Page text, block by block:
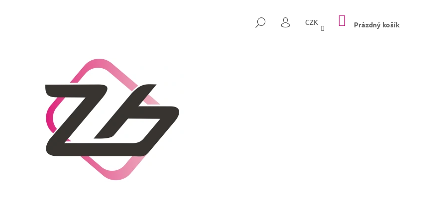
HLEDAT
PŘIHLÁŠENÍ
CZK NÁKUPNÍ
KOŠÍK
Prázdný košík
HLEDAT
DOPORUČUJEME